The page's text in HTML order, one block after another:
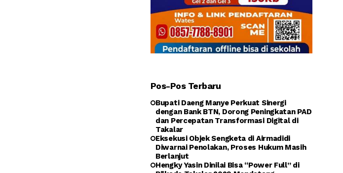
Pos-Pos Terbaru
Bupati Daeng Manye Perkuat Sinergi
dengan Bank BTN, Dorong Peningkatan PAD
dan Percepatan Transformasi Digital di
Takalar
Eksekusi Objek Sengketa di Airmadidi
Diwarnai Penolakan, Proses Hukum Masih
Berlanjut
Hengky Yasin Dinilai Bisa “Power Full” di